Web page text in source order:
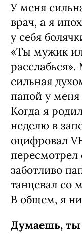
У меня
врач, а я
у себя
«Ты мужик
сильная
папой у
Когда я
неделю в
оцифровал
пересмотрел
заботливо
танцевал со
В общем, я
Думаешь,